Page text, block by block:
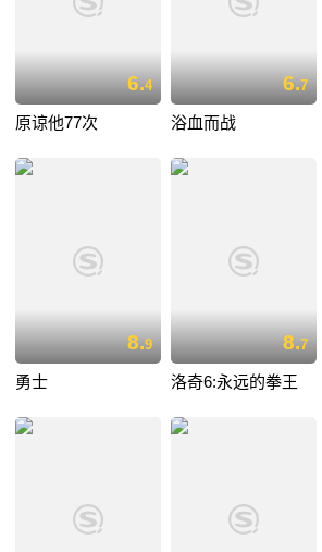
6.4
原谅他77次
6.7
浴血而战
8.9
勇士
8.7
洛奇6:永远的拳王